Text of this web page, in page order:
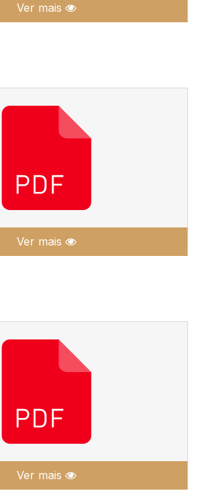
Ver mais
Ver mais
Ver mais